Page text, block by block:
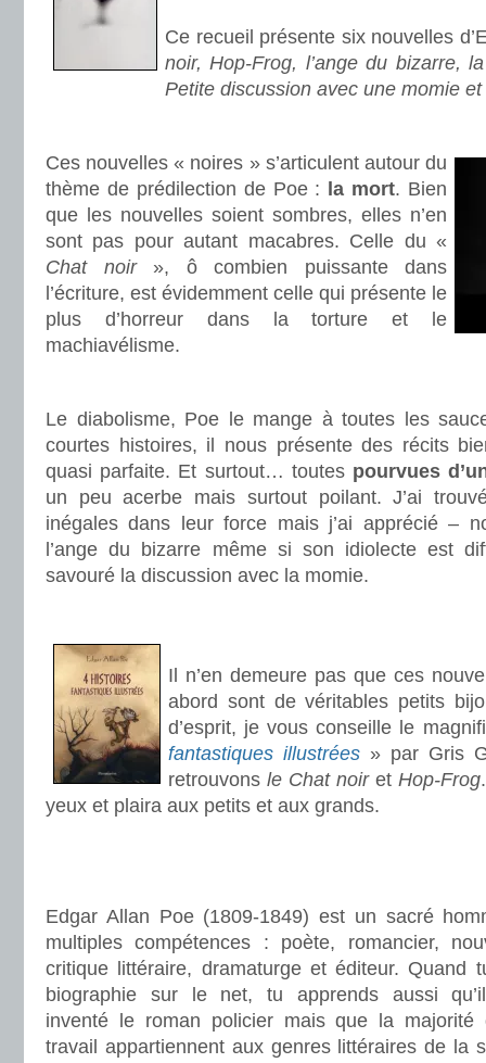
Ce recueil présente six nouvelles
noir, Hop-Frog, l’ange du bizarre,
Petite discussion avec une momie et
Ces nouvelles « noires » s’articulent autour du
thème de prédilection de Poe :
la mort. Bien
que les nouvelles soient sombres, elles n’en
sont pas pour autant macabres. Celle du «
Chat noir», ô combien puissante dans
l’écriture, est évidemment celle qui présente le
plus d’horreur dans la torture et le
machiavélisme.
Le diabolisme, Poe le mange à toutes les
courtes histoires, il nous présente des récits
quasi parfaite. Et surtout… toutes pourvues
un peu acerbe mais surtout poilant. J’ai
inégales dans leur force mais j’ai apprécié –
l’ange du bizarre même si son idiolecte est
savouré la discussion avec la momie.
Il n’en demeure pas que ces
abord sont de véritables petits
d’esprit, je vous conseille le
fantastiques illustrées » par Gris
retrouvons le Chat noiret Hop-Frog
yeux et plaira aux petits et aux grands.
Edgar Allan Poe (1809-1849) est un sacré
multiples compétences : poète, romancier,
critique littéraire, dramaturge et éditeur. Quand
biographie sur le net, tu apprends aussi
inventé le roman policier mais que la majorité
travail appartiennent aux genres littéraires de la